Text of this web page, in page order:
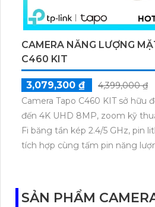
CAMERA NĂNG LƯỢNG
C460 KIT
3,079,300 ₫
4,399,000 ₫
Camera Tapo C460 KIT sở hữu
đến 4K UHD 8MP, zoom kỹ
Fi băng tần kép 2.4/5 GHz, pin
tích hợp cùng tấm pin năng
SẢN PHẨM